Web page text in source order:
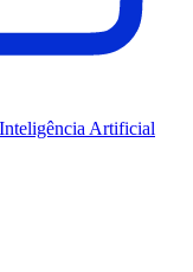
Artificial